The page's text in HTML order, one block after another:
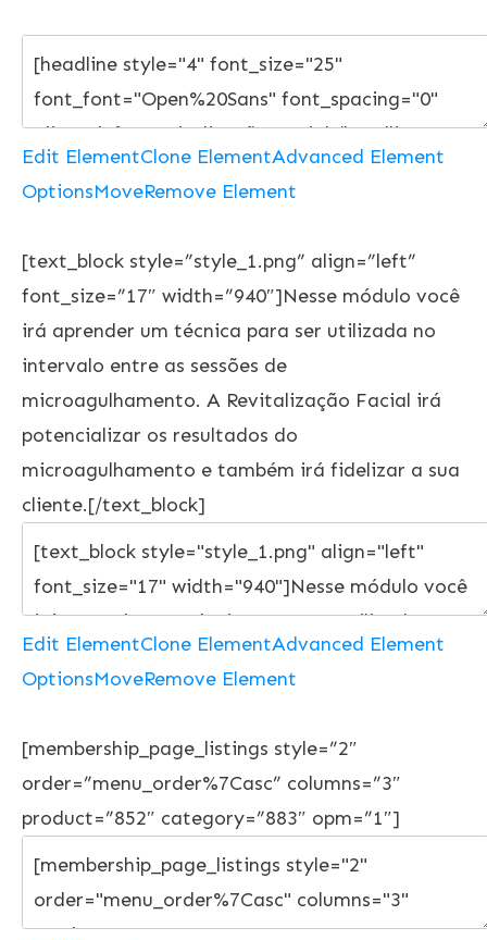
Edit ElementClone ElementAdvanced Element
OptionsMoveRemove Element
[text_block style=”style_1.png” align=”left”
font_size=”17″ width=”940″]Nesse módulo você
irá aprender um técnica para ser utilizada no
intervalo entre as sessões de
microagulhamento. A Revitalização Facial irá
potencializar os resultados do
microagulhamento e também irá fidelizar a sua
cliente.[/text_block]
Edit ElementClone ElementAdvanced Element
OptionsMoveRemove Element
[membership_page_listings style=”2″
order=”menu_order%7Casc” columns=”3″
product=”852″ category=”883″ opm=”1″]